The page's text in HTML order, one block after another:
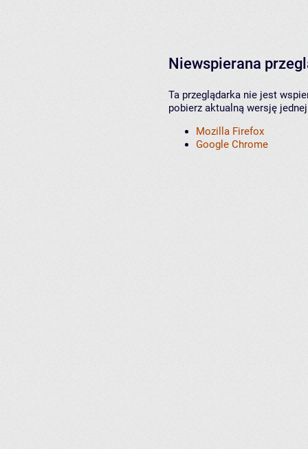
Niewspierana
Ta przeglądarka nie jest
pobierz aktualną wersję
Mozilla Firefox
Google Chrome